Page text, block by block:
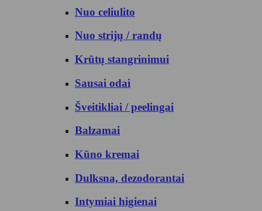
Nuo celiulito
Nuo strijų / randų
Krūtų stangrinimui
Sausai odai
Šveitikliai / peelingai
Balzamai
Kūno kremai
Dulksna, dezodorantai
Intymiai higienai